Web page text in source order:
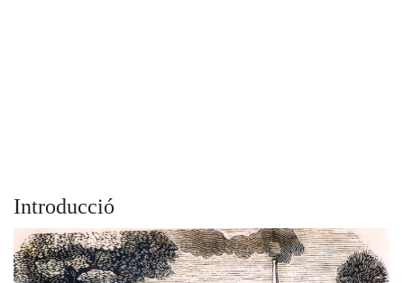
Introducció